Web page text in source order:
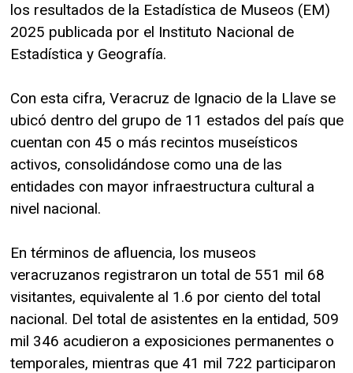
los resultados de la Estadística de Museos (EM)
2025 publicada por el Instituto Nacional de
Estadística y Geografía.
Con esta cifra, Veracruz de Ignacio de la Llave se
ubicó dentro del grupo de 11 estados del país que
cuentan con 45 o más recintos museísticos
activos, consolidándose como una de las
entidades con mayor infraestructura cultural a
nivel nacional.
En términos de afluencia, los museos
veracruzanos registraron un total de 551 mil 68
visitantes, equivalente al 1.6 por ciento del total
nacional. Del total de asistentes en la entidad, 509
mil 346 acudieron a exposiciones permanentes o
temporales, mientras que 41 mil 722 participaron